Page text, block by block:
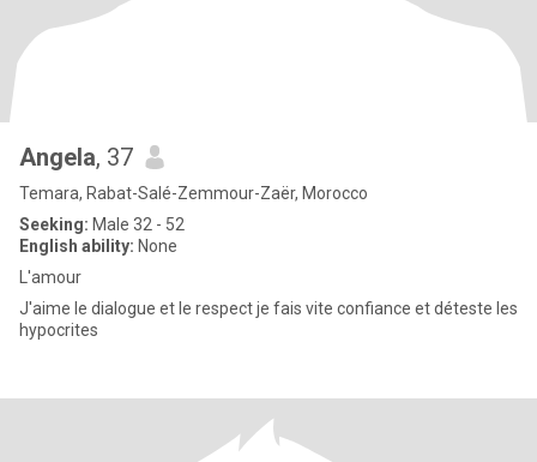
Angela, 37
Temara, Rabat-Salé-Zemmour-Zaër, Morocco
Seeking: Male 32 - 52
English ability: None
L'amour
J'aime le dialogue et le respect je fais vite confiance et déteste les
hypocrites